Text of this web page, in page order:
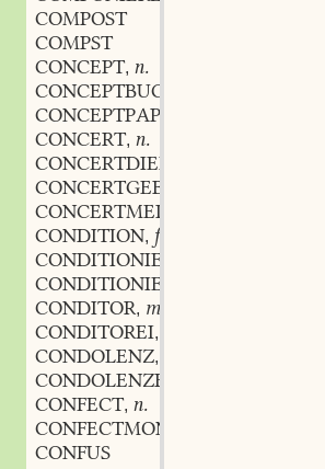
COMPOST
COMPST
CONCEPT, n.
CONCEPTBUCH
CONCEPTPAPIER
CONCERT, n.
CONCERTDIENER
CONCERTGEBER
CONCERTMEISTER
CONDITION, f.
CONDITIONIEREN
CONDITIONIERT
CONDITOR, m.
CONDITOREI,
CONDOLENZ,
CONDOLENZBESUCH
CONFECT, n.
CONFECTMONAT
CONFUS